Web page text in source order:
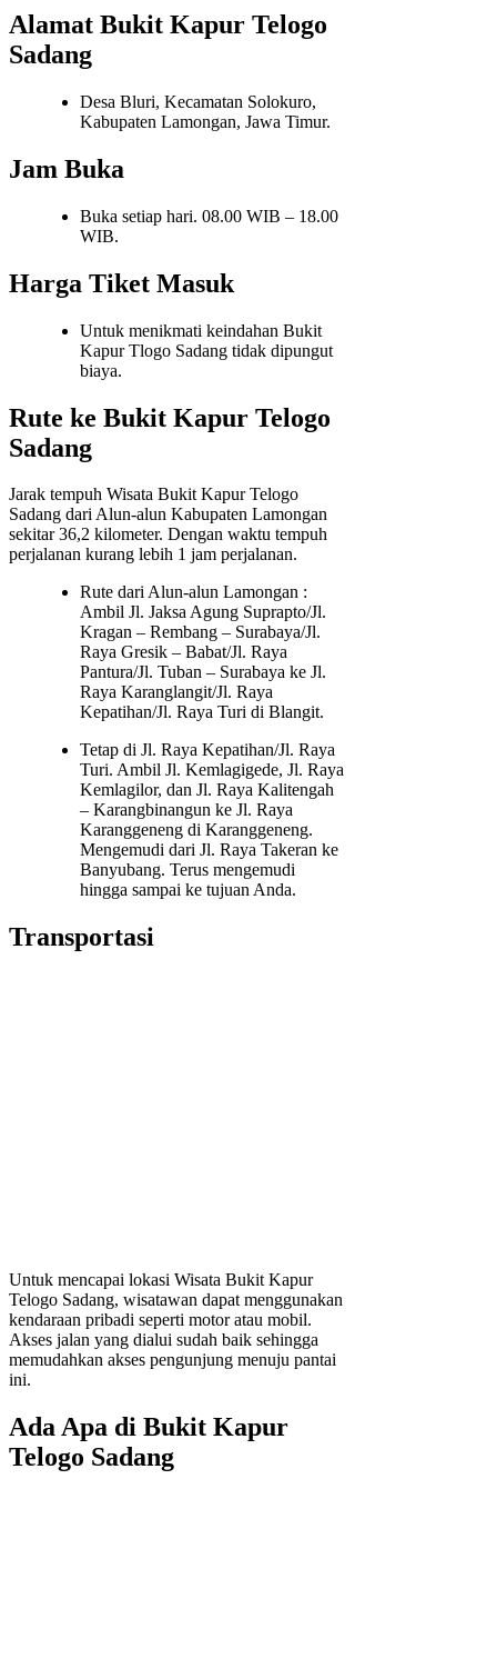
Alamat Bukit Kapur Telogo
Sadang
Desa Bluri, Kecamatan Solokuro,
Kabupaten Lamongan, Jawa Timur.
Jam Buka
Buka setiap hari. 08.00 WIB – 18.00
WIB.
Harga Tiket Masuk
Untuk menikmati keindahan Bukit
Kapur Tlogo Sadang tidak dipungut
biaya.
Rute ke Bukit Kapur Telogo
Sadang
Jarak tempuh Wisata Bukit Kapur Telogo
Sadang dari Alun-alun Kabupaten Lamongan
sekitar 36,2 kilometer. Dengan waktu tempuh
perjalanan kurang lebih 1 jam perjalanan.
Rute dari Alun-alun Lamongan :
Ambil Jl. Jaksa Agung Suprapto/Jl.
Kragan – Rembang – Surabaya/Jl.
Raya Gresik – Babat/Jl. Raya
Pantura/Jl. Tuban – Surabaya ke Jl.
Raya Karanglangit/Jl. Raya
Kepatihan/Jl. Raya Turi di Blangit.
Tetap di Jl. Raya Kepatihan/Jl. Raya
Turi. Ambil Jl. Kemlagigede, Jl. Raya
Kemlagilor, dan Jl. Raya Kalitengah
– Karangbinangun ke Jl. Raya
Karanggeneng di Karanggeneng.
Mengemudi dari Jl. Raya Takeran ke
Banyubang. Terus mengemudi
hingga sampai ke tujuan Anda.
Transportasi
Untuk mencapai lokasi Wisata Bukit Kapur
Telogo Sadang, wisatawan dapat menggunakan
kendaraan pribadi seperti motor atau mobil.
Akses jalan yang dialui sudah baik sehingga
memudahkan akses pengunjung menuju pantai
ini.
Ada Apa di Bukit Kapur
Telogo Sadang